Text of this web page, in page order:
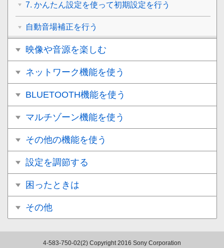
7. かんたん設定を使って初期設定を行う
自動音場補正を行う
映像や音源を楽しむ
ネットワーク機能を使う
BLUETOOTH機能を使う
マルチゾーン機能を使う
その他の機能を使う
設定を調節する
困ったときは
その他
4-583-750-02(2) Copyright 2016 Sony Corporation